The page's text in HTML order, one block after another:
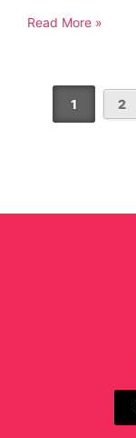
Read More »
1 2